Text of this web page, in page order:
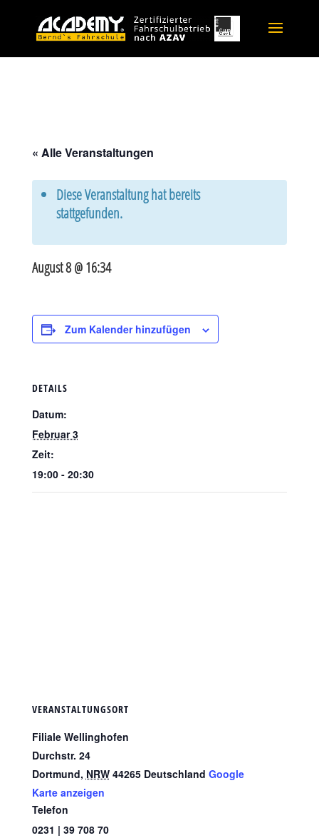
« Alle Veranstaltungen
Diese Veranstaltung hat bereits
stattgefunden.
August 8 @ 16:34
Zum Kalender hinzufügen
DETAILS
Datum:
Februar 3
Zeit:
19:00 - 20:30
VERANSTALTUNGSORT
Filiale Wellinghofen
Durchstr. 24
Dortmund, NRW 44265 Deutschland Google
Karte anzeigen
Telefon
0231 | 39 708 70